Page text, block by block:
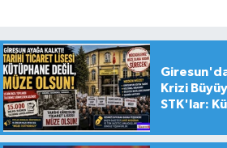
Krizi
STK'lar: